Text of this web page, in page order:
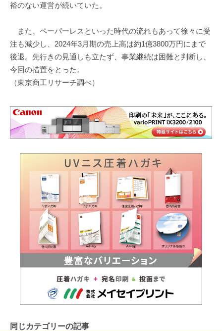
裕のない運営が続いていた。
また、ペーパーレスといった時代の流れもあって徐々に受
注も減少し、2024年3月期の売上高は約1億3800万円にまで
後退。先行きの見通しも立たず、事業継続は困難と判断し、
今回の措置をとった。
（東京商工リサーチ調べ）
同じカテゴリーの記事